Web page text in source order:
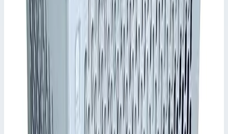
Сценарии применения
Кейс K 411 ZARGES - 41721 Легендарные ящики ZARGES
теперь предлагаются в виде кейсов! Кейс ZARGES K 411
сочетает в себе элегантный дизайн, прочность и
долговечность. Он будет сопровождать вас в любой ситуации.
Элегантное и выразительное оформление, узнаваемый дизайн
ZARGES.